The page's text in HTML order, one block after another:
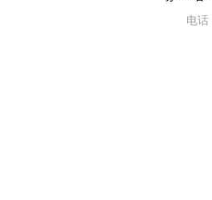
电话